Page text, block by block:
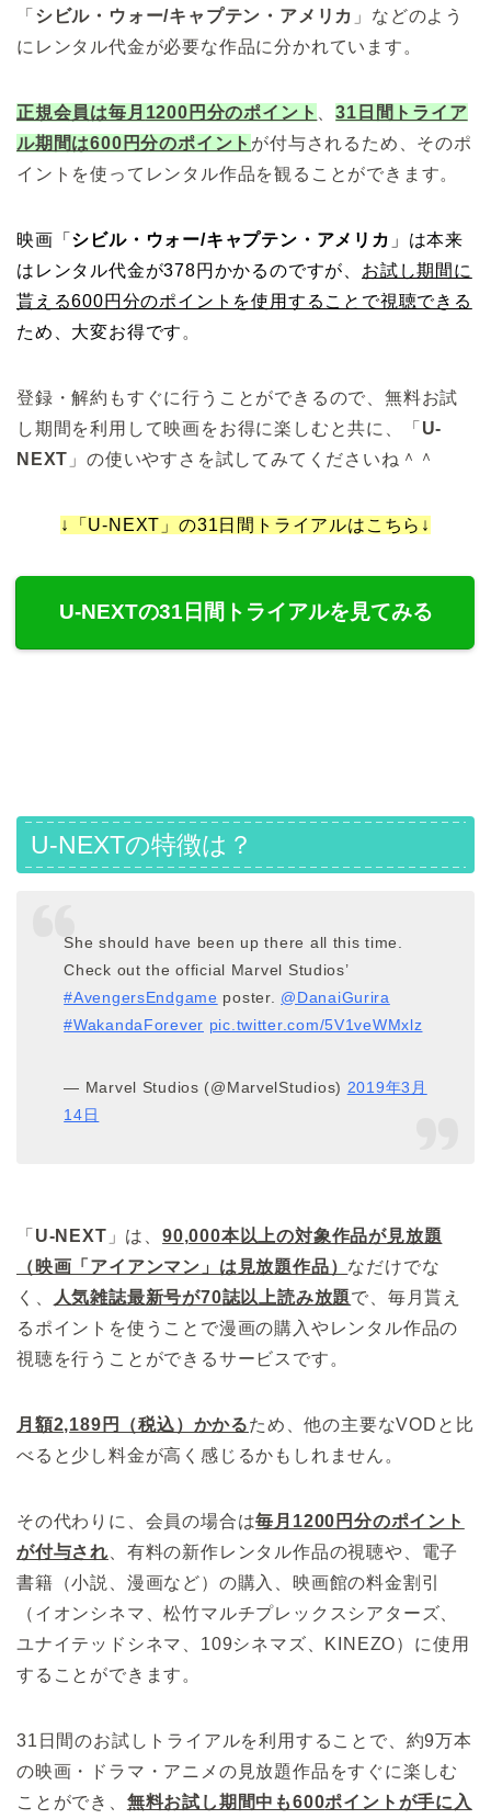
「 シビル・ウォー/キャプテン・アメリカ 」などのよう
にレンタル代金が必要な作品に分かれています。
正規会員は毎月 1200円分のポイント 、31日間トライア
ル期間は600円分のポイント が付与されるため、そのポ
イントを使ってレンタル作品を観ることができます。
映画「 シビル・ウォー/キャプテン・アメリカ 」は本来
はレンタル代金が378円かかるのですが、 お試し期間に
貰える600円分のポイントを使用することで視聴できる
ため、大変お得です 。
登録・解約もすぐに行うことができるので、無料お試
し期間を利用して映画をお得に楽しむと共に、「 U-
NEXT 」の使いやすさを試してみてくださいね＾＾
↓「U-NEXT」の31日間トライアルはこちら↓
U-NEXTの31日間トライアルを見てみる
U-NEXTの特徴は？
She should have been up there all this time.
Check out the official Marvel Studios’
#AvengersEndgame poster. @DanaiGurira
#WakandaForever pic.twitter.com/5V1veWMxlz
— Marvel Studios (@MarvelStudios) 2019年3月
14日
「 U-NEXT 」は、90,000本以上の対象作品が見放題
（映画「アイアンマン」は見放題作品） なだけでな
く、
人気雑誌最新号が70誌以上読み放題で、毎月貰え
るポイントを使うことで漫画の購入やレンタル作品の
視聴を行うことができるサービスです。
月額2,189円（税込）かかるため、他の主要なVODと比
べると少し料金が高く感じるかもしれません。
その代わりに、会員の場合は毎月1200円分のポイント
が付与され 、有料の新作レンタル作品の視聴や、電子
書籍（小説、漫画など）の購入、映画館の料金割引
（イオンシネマ、松竹マルチプレックスシアターズ、
ユナイテッドシネマ、109シネマズ、KINEZO）に使用
することができます。
31日間のお試しトライアルを利用することで、約9万本
の映画・ドラマ・アニメの見放題作品をすぐに楽しむ
ことができ、 無料お試し期間中も600ポイントが手に入